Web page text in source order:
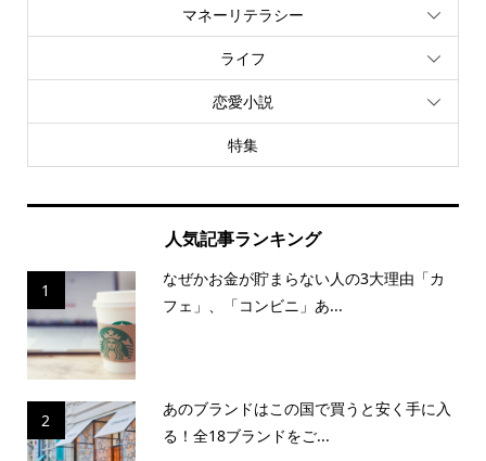
マネーリテラシー
ライフ
恋愛小説
特集
人気記事ランキング
1
なぜかお金が貯まらない人の3大理由「カ
フェ」、「コンビニ」あ...
2
あのブランドはこの国で買うと安く手に入
る！全18ブランドをご...